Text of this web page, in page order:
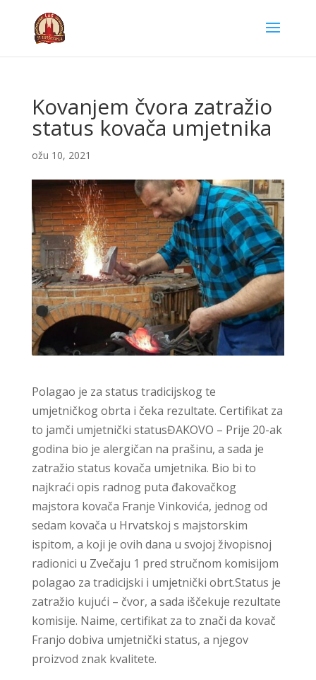
Kovanjem čvora zatražio
status kovača umjetnika
ožu 10, 2021
Polagao je za status tradicijskog te
umjetničkog obrta i čeka rezultate. Certifikat za
to jamči umjetnički statusĐAKOVO – Prije 20-ak
godina bio je alergičan na prašinu, a sada je
zatražio status kovača umjetnika. Bio bi to
najkraći opis radnog puta đakovačkog
majstora kovača Franje Vinkovića, jednog od
sedam kovača u Hrvatskoj s majstorskim
ispitom, a koji je ovih dana u svojoj živopisnoj
radionici u Zvečaju 1 pred stručnom komisijom
polagao za tradicijski i umjetnički obrt.Status je
zatražio kujući – čvor, a sada iščekuje rezultate
komisije. Naime, certifikat za to znači da kovač
Franjo dobiva umjetnički status, a njegov
proizvod znak kvalitete.